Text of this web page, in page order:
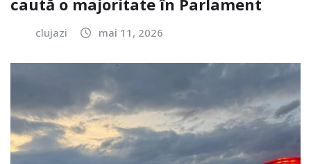
caută o majoritate în Parlament
clujazi mai 11, 2026